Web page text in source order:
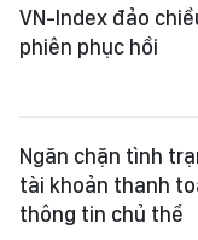
VN-Index đảo
phiên phục hồi
Ngăn chặn tình
tài khoản thanh
thông tin chủ thể